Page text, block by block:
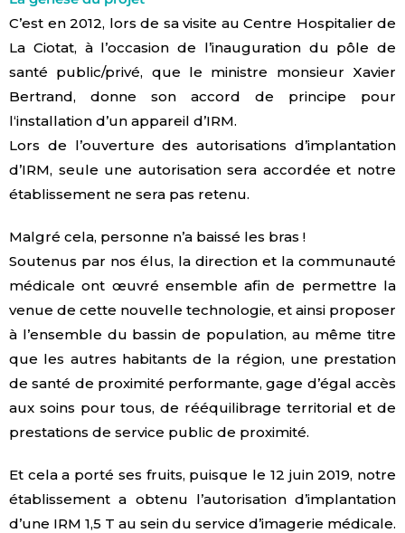
C’est en 2012, lors de sa visite au Centre Hospitalier de
La Ciotat, à l’occasion de l’inauguration du pôle de
santé public/privé, que le ministre monsieur Xavier
Bertrand, donne son accord de principe pour
l‘installation d’un appareil d’IRM.
Lors de l’ouverture des autorisations d’implantation
d’IRM, seule une autorisation sera accordée et notre
établissement ne sera pas retenu.
Malgré cela, personne n’a baissé les bras !
Soutenus par nos élus, la direction et la communauté
médicale ont œuvré ensemble afin de permettre la
venue de cette nouvelle technologie, et ainsi proposer
à l’ensemble du bassin de population, au même titre
que les autres habitants de la région, une prestation
de santé de proximité performante, gage d’égal accès
aux soins pour tous, de rééquilibrage territorial et de
prestations de service public de proximité.
Et cela a porté ses fruits, puisque le 12 juin 2019, notre
établissement a obtenu l’autorisation d’implantation
d’une IRM 1,5 T au sein du service d’imagerie médicale.